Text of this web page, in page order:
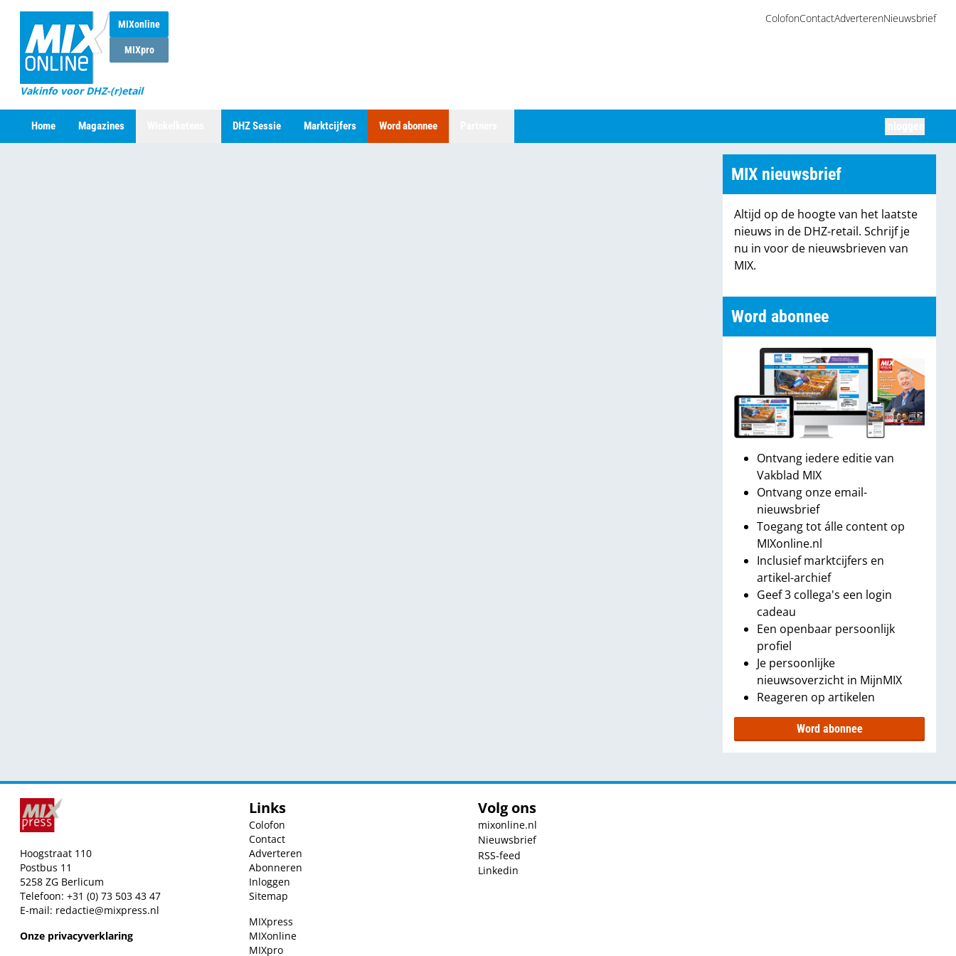
MIXonline
MIXpro
Vakinfo voor DHZ-(r)etail
ColofonContactAdverterenNieuwsbrief
Home Magazines DHZ Sessie Marktcijfers Word abonnee
MIX nieuwsbrief
Altijd op de hoogte van het laatste
nieuws in de DHZ-retail. Schrijf je
nu in voor de nieuwsbrieven van
MIX.
Word abonnee
Ontvang iedere editie van
Vakblad MIX
Ontvang onze email-
nieuwsbrief
Toegang tot álle content op
MIXonline.nl
Inclusief marktcijfers en
artikel-archief
Geef 3 collega's een login
cadeau
Een openbaar persoonlijk
profiel
Je persoonlijke
nieuwsoverzicht in MijnMIX
Reageren op artikelen
Word abonnee
Hoogstraat 110
Postbus 11
5258 ZG Berlicum
Telefoon: +31 (0) 73 503 43 47
E-mail: redactie@mixpress.nl
Onze privacyverklaring
Links
Colofon
Contact
Adverteren
Abonneren
Inloggen
Sitemap
MIXpress
MIXonline
MIXpro
Volg ons
mixonline.nl
Nieuwsbrief
RSS-feed
Linkedin